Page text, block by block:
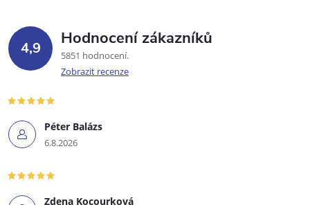
4,9 Hodnocení zákazníků
5851 hodnocení
Zobrazit recenze
Péter Balázs
6.8.2026
Zdena Kocourková